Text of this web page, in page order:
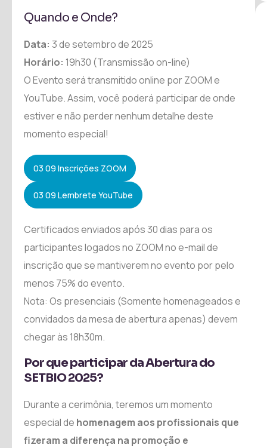
Quando e Onde?
Data: 3 de setembro de 2025
Horário: 19h30 (Transmissão on-line)
O Evento será transmitido online por ZOOM e
YouTube. Assim, você poderá participar de onde
estiver e não perder nenhum detalhe deste
momento especial!
03 09 Inscrições ZOOM
03 09 Lembrete YouTube
Certificados enviados após 30 dias para os
participantes logados no ZOOM no e-mail de
inscrição que se mantiverem no evento por pelo
menos 75% do evento.
Nota: Os presenciais (Somente homenageados e
convidados da mesa de abertura apenas) devem
chegar às 18h30m.
Por que participar da Abertura do
SETBIO 2025?
Durante a cerimônia, teremos um momento
especial de homenagem aos profissionais que
fizeram a diferença na promoção e